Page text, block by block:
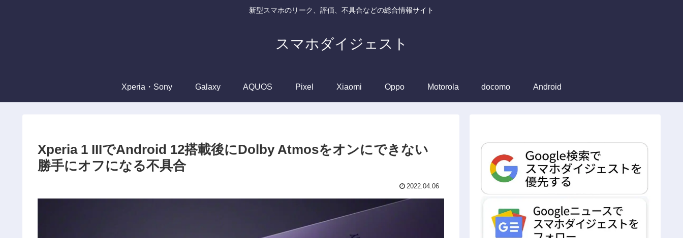
新型スマホのリーク、評価、不具合などの総合情報サイト
スマホダイジェスト
Xperia・Sony Galaxy AQUOS Pixel Xiaomi Oppo Motorola docomo Android
Xperia 1 IIIでAndroid 12搭載後にDolby Atmosをオンにできない
勝手にオフになる不具合
2022.04.06